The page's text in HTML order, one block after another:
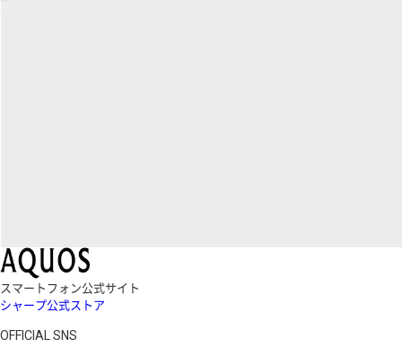
スマートフォン公式サイト
シャープ公式ストア
OFFICIAL SNS